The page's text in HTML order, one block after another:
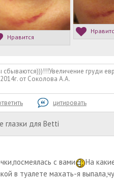
Нравится
сбываются)))!!!Увеличение груди
от Соколова А.А.
цитировать
глазки для Betti
с вами
На
в туалете махать-я